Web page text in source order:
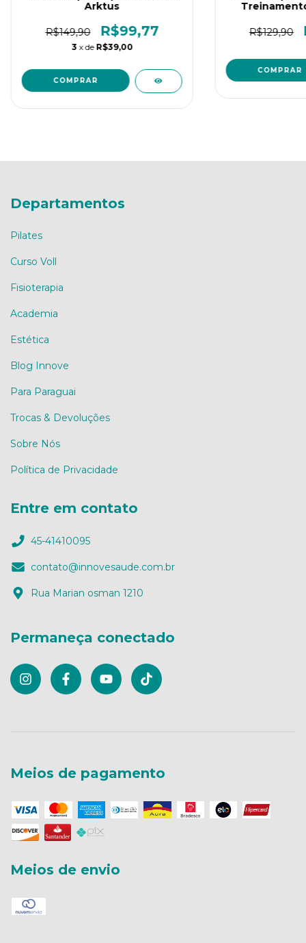
Arktus
R$149,90 R$99,77
3 x de R$39,00
R$129,90
Departamentos
Pilates
Curso Voll
Fisioterapia
Academia
Estética
Blog Innove
Para Paraguai
Trocas & Devoluções
Sobre Nós
Política de Privacidade
Entre em contato
45-41410095
contato@innovesaude.com.br
Rua Marian osman 1210
Permaneça conectado
Meios de pagamento
Meios de envio